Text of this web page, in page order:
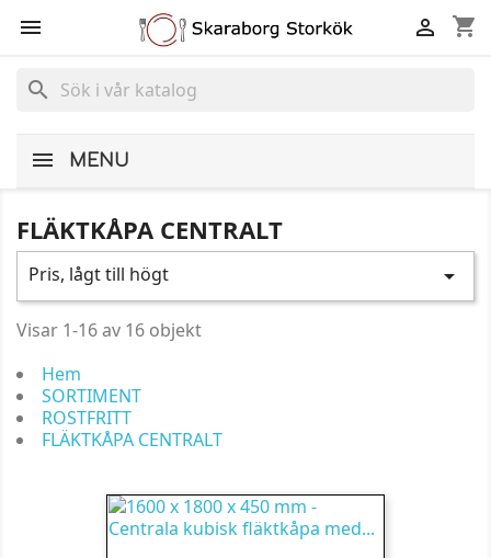
 shopping_cart

search
MENU
FLÄKTKÅPA CENTRALT
Pris, lågt till högt 
Visar 1-16 av 16 objekt
Hem
SORTIMENT
ROSTFRITT
FLÄKTKÅPA CENTRALT